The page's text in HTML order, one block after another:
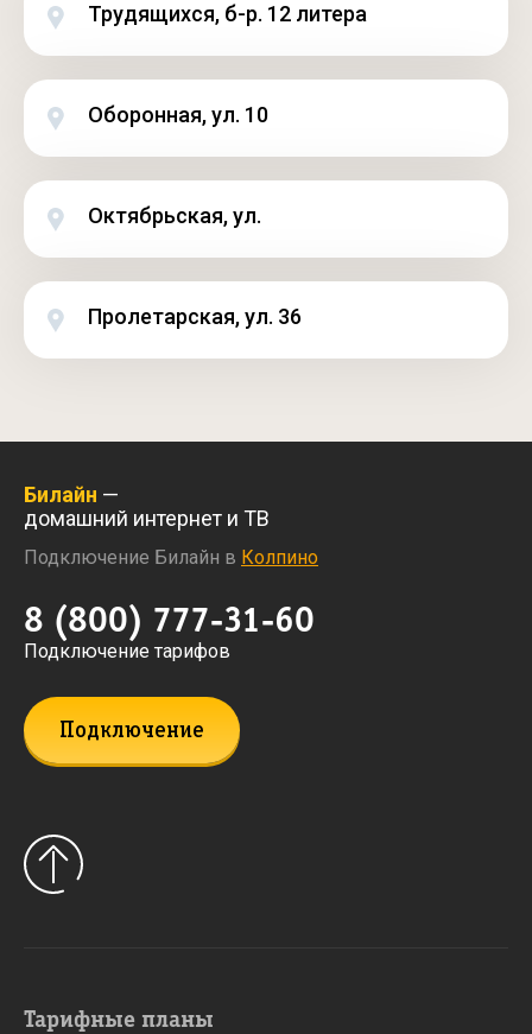
Трудящихся, б-р. 12 литера
Оборонная, ул. 10
Октябрьская, ул.
Пролетарская, ул. 36
Билайн —
домашний интернет и ТВ
Подключение Билайн в Колпино
8 (800) 777-31-60
Подключение тарифов
Подключение
Тарифные планы